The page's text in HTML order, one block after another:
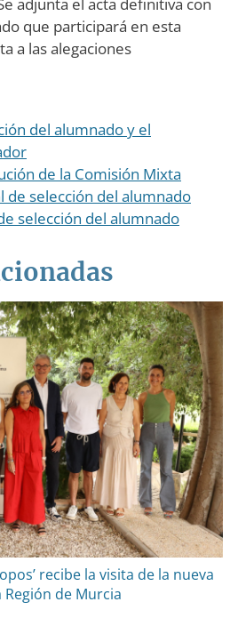
adjunta el acta definitiva con
que participará en esta
a las alegaciones
del alumnado y el
de la Comisión Mixta
de selección del alumnado
selección del alumnado
recibe la visita de la nueva
de Murcia